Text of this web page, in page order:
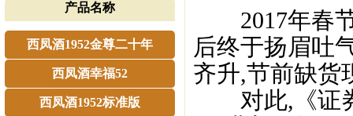
产品名称
西凤酒1952金尊二十年
西凤酒幸福52
西凤酒1952标准版
2017年春节
后终于扬眉吐
齐升,节前缺货
对此,《证券